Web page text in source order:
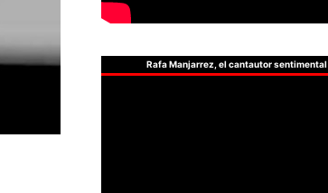
Rafa Manjarrez, el cantautor sentimental